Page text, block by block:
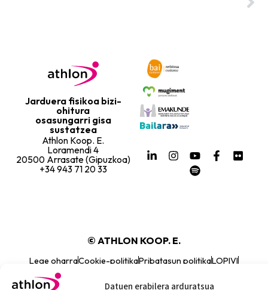
Datuen erabilera arduratsua
Jarduera fisikoa bizi-
ohitura
osasungarri gisa
sustatzea
Athlon Koop. E.
Loramendi 4
20500 Arrasate (Gipuzkoa)
+34 943 71 20 33
© ATHLON KOOP. E.
Lege oharraCookie-politikaPribatasun politikaLOPIVI